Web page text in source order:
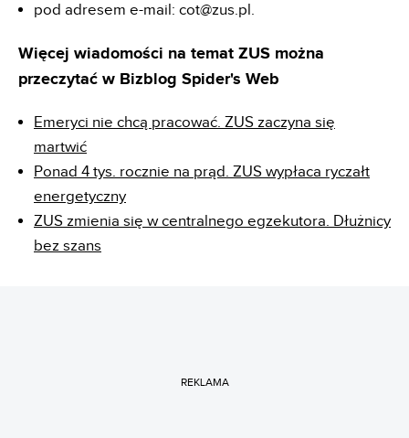
pod adresem e-mail: cot@zus.pl.
Więcej wiadomości na temat ZUS można
przeczytać w Bizblog Spider's Web
Emeryci nie chcą pracować. ZUS zaczyna się
martwić
Ponad 4 tys. rocznie na prąd. ZUS wypłaca ryczałt
energetyczny
ZUS zmienia się w centralnego egzekutora. Dłużnicy
bez szans
REKLAMA